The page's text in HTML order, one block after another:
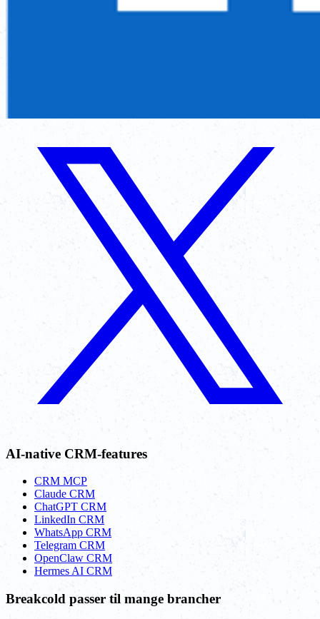
AI-native CRM-features
CRM MCP
Claude CRM
ChatGPT CRM
LinkedIn CRM
WhatsApp CRM
Telegram CRM
OpenClaw CRM
Hermes AI CRM
Breakcold passer til mange brancher